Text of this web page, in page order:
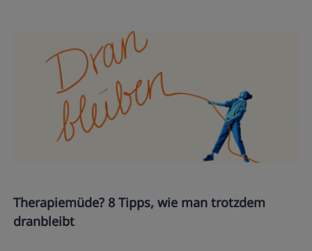
Therapiemüde? 8 Tipps, wie man trotzdem
dranbleibt